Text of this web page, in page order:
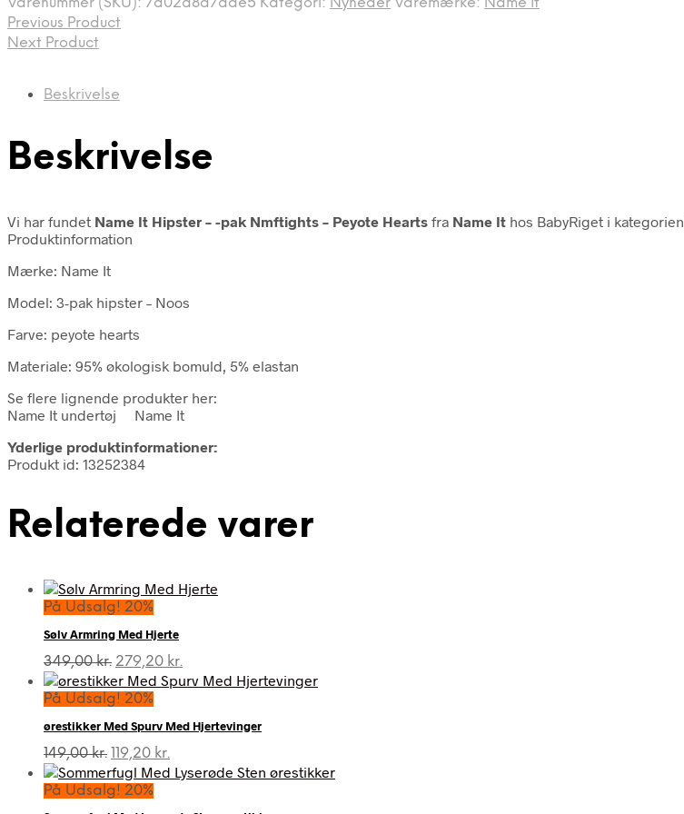
Previous Product
Next Product
Beskrivelse
Beskrivelse
Vi har fundet Name It Hipster – -pak Nmftights – Peyote Hearts fra Name It hos BabyRiget i kategorien
Produktinformation
Mærke: Name It
Model: 3-pak hipster – Noos
Farve: peyote hearts
Materiale: 95% økologisk bomuld, 5% elastan
Se flere lignende produkter her:
Name It undertøj Name It
Yderlige produktinformationer:
Produkt id: 13252384
Relaterede varer
På Udsalg! 20%
Sølv Armring Med Hjerte
349,00kr. Den
oprindelige
pris
349,00 kr..
279,20 kr.
aktuelle
279,20 kr..
På Udsalg! 20%
ørestikker Med Spurv Med Hjertevinger
149,00kr. Den
oprindelige
pris
119,20 kr.
aktuelle
På Udsalg! 20%